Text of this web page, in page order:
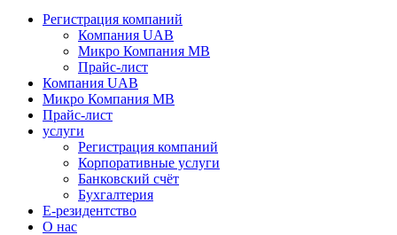
Регистрация компаний
Компания UAB
Микро Компания MB
Прайс-лист
Компания UAB
Микро Компания MB
Прайс-лист
услуги
Регистрация компаний
Корпоративные услуги
Банковский счёт
Бухгалтерия
Е-резидентство
О нас